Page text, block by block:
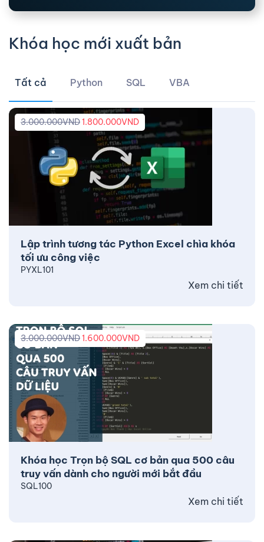
Khóa học mới xuất bản
Tất cả Python SQL VBA
Lập trình tương tác Python Excel chìa khóa
tối ưu công việc
3.000.000VND1.800.000VND
PYXL101
Xem chi tiết
Khóa học Trọn bộ SQL cơ bản qua 500 câu
truy vấn dành cho người mới bắt đầu
3.000.000VND1.600.000VND
SQL100
Xem chi tiết